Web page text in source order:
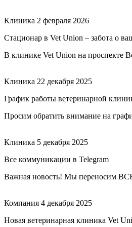
Клиника 2 февраля 2026
Стационар в Vet Union – забота о
В клинике Vet Union на проспекте
Клиника 22 декабря 2025
График работы ветеринарной
Просим обратить внимание на
Клиника 5 декабря 2025
Все коммуникации в Telegram
Важная новость! Мы переносим ВСЕ
Компания 4 декабря 2025
Новая ветеринарная клиника Vet